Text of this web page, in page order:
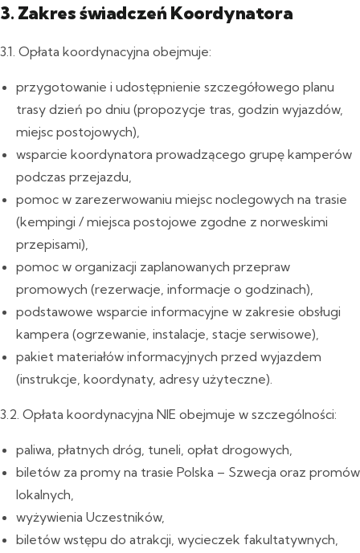
3. Zakres świadczeń Koordynatora
3.1. Opłata koordynacyjna obejmuje:
przygotowanie i udostępnienie szczegółowego planu
trasy dzień po dniu (propozycje tras, godzin wyjazdów,
miejsc postojowych),
wsparcie koordynatora prowadzącego grupę kamperów
podczas przejazdu,
pomoc w zarezerwowaniu miejsc noclegowych na trasie
(kempingi / miejsca postojowe zgodne z norweskimi
przepisami),
pomoc w organizacji zaplanowanych przepraw
promowych (rezerwacje, informacje o godzinach),
podstawowe wsparcie informacyjne w zakresie obsługi
kampera (ogrzewanie, instalacje, stacje serwisowe),
pakiet materiałów informacyjnych przed wyjazdem
(instrukcje, koordynaty, adresy użyteczne).
3.2. Opłata koordynacyjna NIE obejmuje w szczególności:
paliwa, płatnych dróg, tuneli, opłat drogowych,
biletów za promy na trasie Polska – Szwecja oraz promów
lokalnych,
wyżywienia Uczestników,
biletów wstępu do atrakcji, wycieczek fakultatywnych,